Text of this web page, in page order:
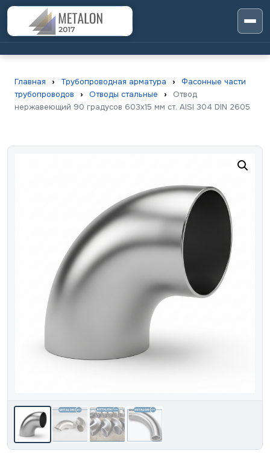
Главная › Трубопроводная арматура ›
Фасонные части
трубопроводов
› Отводы стальные ›
Отвод
нержавеющий 90 градусов 603х15 мм ст. AISI 304 DIN 2605